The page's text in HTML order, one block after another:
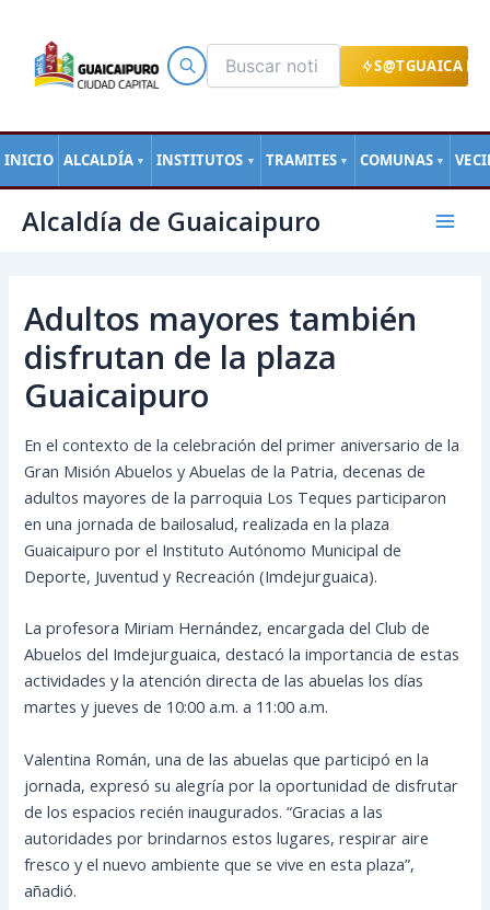
S@TGUAICA
INICIO ALCALDÍA ▼ INSTITUTOS ▼ TRAMITES ▼ COMUNAS ▼
contenido
Alcaldía de Guaicaipuro
Main
Adultos mayores también
disfrutan de la plaza
Guaicaipuro
En el contexto de la celebración del primer aniversario de la
Gran Misión Abuelos y Abuelas de la Patria, decenas de
adultos mayores de la parroquia Los Teques participaron
en una jornada de bailosalud, realizada en la plaza
Guaicaipuro por el Instituto Autónomo Municipal de
Deporte, Juventud y Recreación (Imdejurguaica).
La profesora Miriam Hernández, encargada del Club de
Abuelos del Imdejurguaica, destacó la importancia de estas
actividades y la atención directa de las abuelas los días
martes y jueves de 10:00 a.m. a 11:00 a.m.
Valentina Román, una de las abuelas que participó en la
jornada, expresó su alegría por la oportunidad de disfrutar
de los espacios recién inaugurados. “Gracias a las
autoridades por brindarnos estos lugares, respirar aire
fresco y el nuevo ambiente que se vive en esta plaza”,
añadió.
de